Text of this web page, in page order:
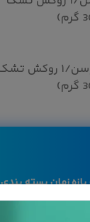
بازه زمان بسته بندی